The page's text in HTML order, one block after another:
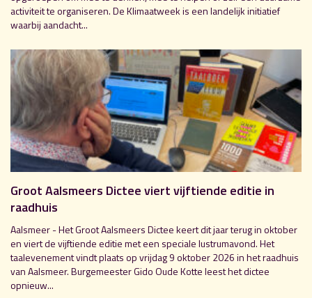
activiteit te organiseren. De Klimaatweek is een landelijk initiatief
waarbij aandacht...
Groot Aalsmeers Dictee viert vijftiende editie in
raadhuis
Aalsmeer - Het Groot Aalsmeers Dictee keert dit jaar terug in oktober
en viert de vijftiende editie met een speciale lustrumavond. Het
taalevenement vindt plaats op vrijdag 9 oktober 2026 in het raadhuis
van Aalsmeer. Burgemeester Gido Oude Kotte leest het dictee
opnieuw...